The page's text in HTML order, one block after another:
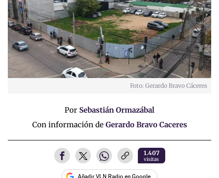
Foto: Gerardo Bravo Cáceres
Por Sebastián Ormazábal
Con información de Gerardo Bravo Caceres
1.407
visitas
Añadir VLN Radio en Google